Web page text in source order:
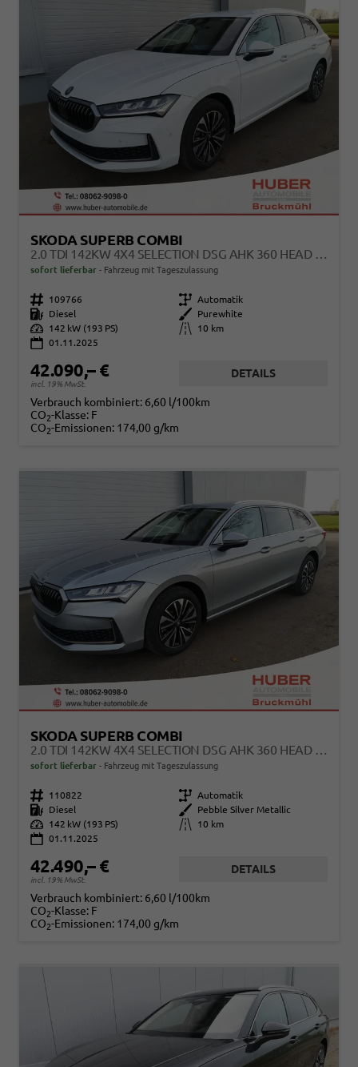
SKODA SUPERB COMBI
2.0 TDI 142KW 4X4 SELECTION DSG AHK 360 HEAD UP PANO
sofort lieferbar Fahrzeug mit Tageszulassung
Fahrzeugnr. 109766 Getriebe Automatik
Kraftstoff
Diesel Außenfarbe
Purewhite
Leistung
142 kW (193 PS) Kilometerstand
10 km
01.11.2025
42.090,– €
incl. 19% MwSt.
DETAILS
Verbrauch kombiniert: 6,60 l/100km
CO2-Klasse: F
CO2-Emissionen: 174,00 g/km
SKODA SUPERB COMBI
2.0 TDI 142KW 4X4 SELECTION DSG AHK 360 HEAD UP PANO
sofort lieferbar Fahrzeug mit Tageszulassung
Fahrzeugnr. 110822 Getriebe Automatik
Kraftstoff
Diesel Außenfarbe
Pebble Silver Metallic
Leistung
142 kW (193 PS) Kilometerstand
10 km
01.11.2025
42.490,– €
incl. 19% MwSt.
DETAILS
Verbrauch kombiniert: 6,60 l/100km
CO2-Klasse: F
CO2-Emissionen: 174,00 g/km